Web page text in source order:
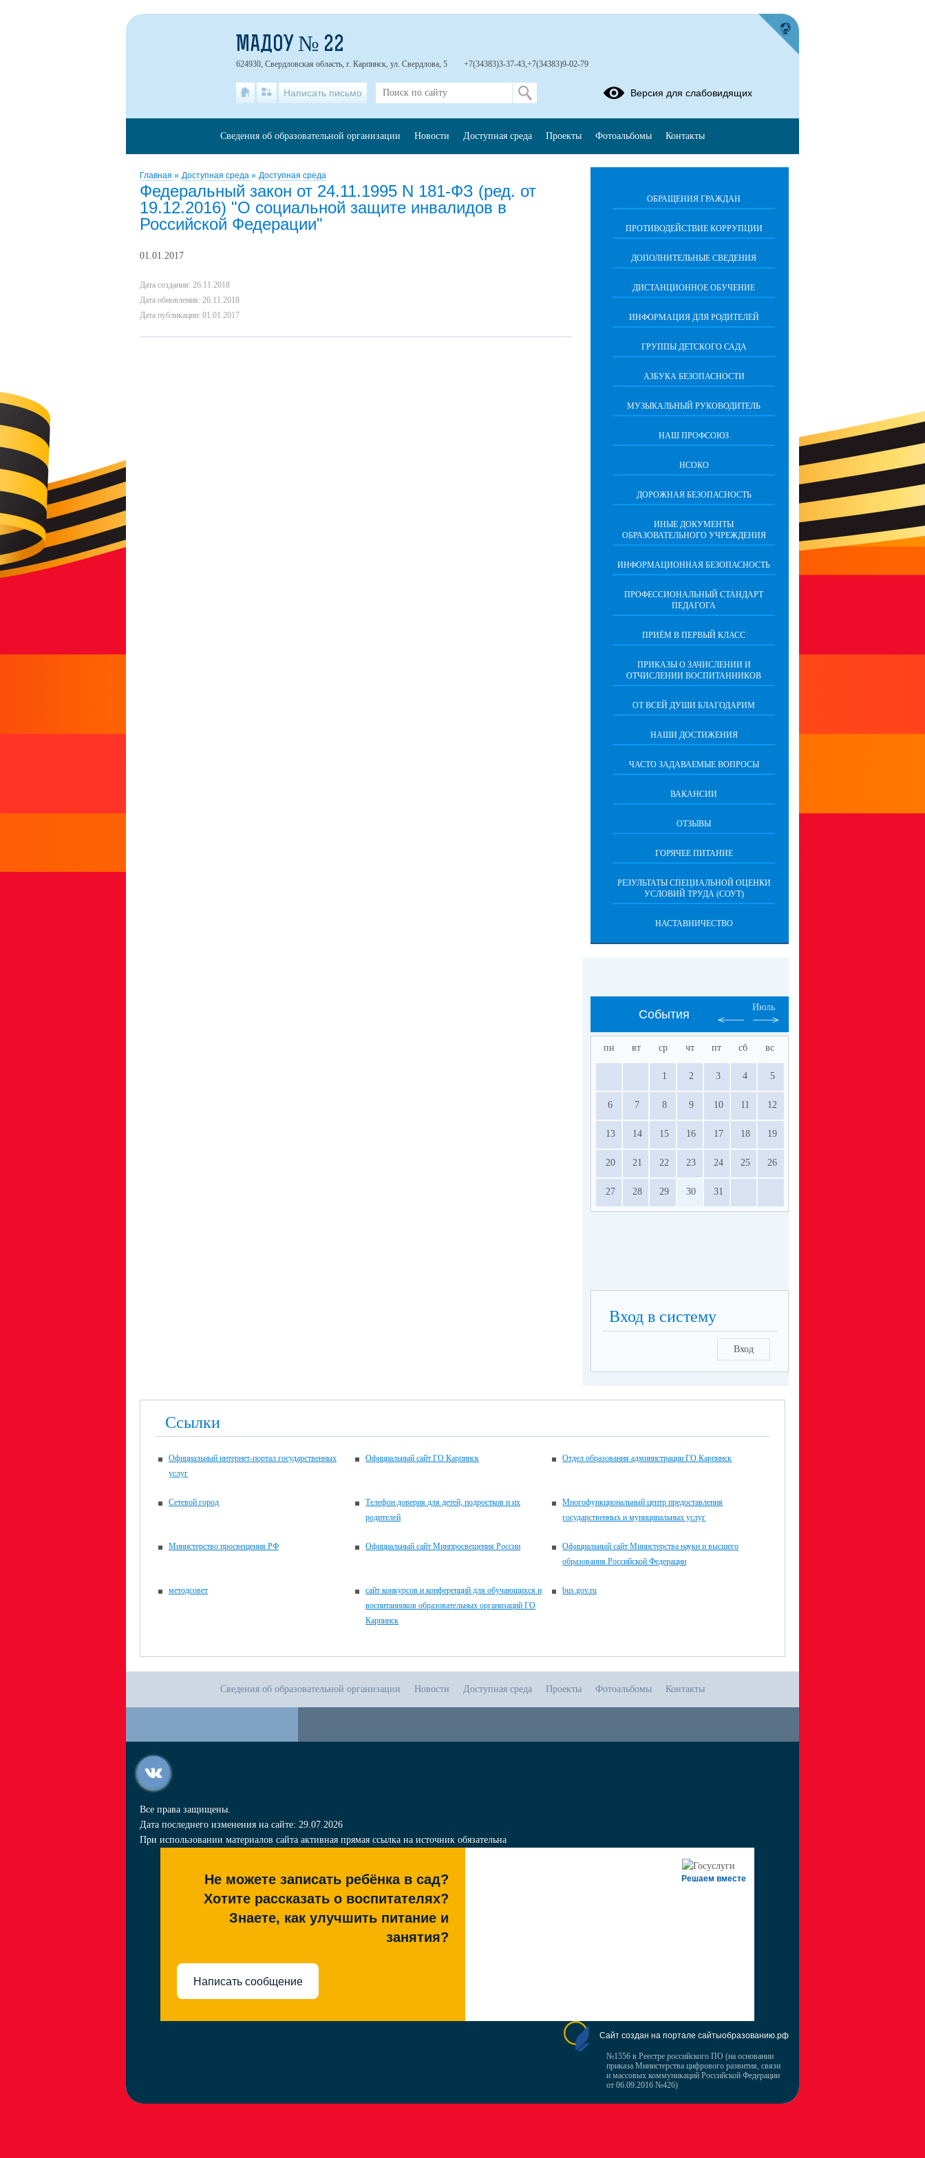
Главная » Доступная среда » Доступная среда
Федеральный закон от 24.11.1995 N 181-ФЗ (ред. от
19.12.2016) "О социальной защите инвалидов в
Российской Федерации"
01.01.2017
Дата создания: 26.11.2018
Дата обновления: 26.11.2018
Дата публикации: 01.01.2017
ОБРАЩЕНИЯ ГРАЖДАН
ПРОТИВОДЕЙСТВИЕ КОРРУПЦИИ
ДОПОЛНИТЕЛЬНЫЕ СВЕДЕНИЯ
ДИСТАНЦИОННОЕ ОБУЧЕНИЕ
ИНФОРМАЦИЯ ДЛЯ РОДИТЕЛЕЙ
ГРУППЫ ДЕТСКОГО САДА
АЗБУКА БЕЗОПАСНОСТИ
МУЗЫКАЛЬНЫЙ РУКОВОДИТЕЛЬ
НАШ ПРОФСОЮЗ
НСОКО
ДОРОЖНАЯ БЕЗОПАСНОСТЬ
ИНЫЕ ДОКУМЕНТЫ
ОБРАЗОВАТЕЛЬНОГО УЧРЕЖДЕНИЯ
ИНФОРМАЦИОННАЯ БЕЗОПАСНОСТЬ
ПРОФЕССИОНАЛЬНЫЙ СТАНДАРТ
ПЕДАГОГА
ПРИЁМ В ПЕРВЫЙ КЛАСС
ПРИКАЗЫ О ЗАЧИСЛЕНИИ И
ОТЧИСЛЕНИИ ВОСПИТАННИКОВ
ОТ ВСЕЙ ДУШИ БЛАГОДАРИМ
НАШИ ДОСТИЖЕНИЯ
ЧАСТО ЗАДАВАЕМЫЕ ВОПРОСЫ
ВАКАНСИИ
ОТЗЫВЫ
ГОРЯЧЕЕ ПИТАНИЕ
РЕЗУЛЬТАТЫ СПЕЦИАЛЬНОЙ ОЦЕНКИ
УСЛОВИЙ ТРУДА (СОУТ)
НАСТАВНИЧЕСТВО
События
Июль
пн вт ср чт пт сб вс
1 2 3 4 5
6 7 8 9 10 11 12
13 14 15 16 17 18 19
20 21 22 23 24 25 26
27 28 29 30 31
Вход в систему
Вход
Ссылки
Официальный интернет-портал государственных
услуг
Официальный сайт ГО Карпинск Отдел образования администрации ГО Карпинск
Сетевой город
Телефон доверия для детей, подростков и их
родителей
Многофункциональный центр предоставления
государственных и муниципальных услуг
Министерство просвещения РФ Официальный сайт Минпросвещения России
Официальный сайт Министерства науки и высшего
образования Российской Федерации
методсовет
сайт конкурсов и конференций для обучающихся и
воспитанников образовательных организаций ГО
Карпинск
bus.gov.ru
МАДОУ № 22
624930, Свердловская область, г. Карпинск, ул. Свердлова, 5 +7(34383)3-37-43,+7(34383)9-02-79
Написать письмо Версия для слабовидящих
Сведения об образовательной организации Новости Доступная среда Проекты Фотоальбомы Контакты
Сведения об образовательной организации Новости Доступная среда Проекты Фотоальбомы Контакты
Все права защищены.
Дата последнего изменения на сайте: 29.07.2026
При использовании материалов сайта активная прямая ссылка на источник обязательна
Решаем вместе
Не можете записать ребёнка в сад?
Хотите рассказать о воспитателях?
Знаете, как улучшить питание и
занятия?
Написать сообщение
Сайт создан на портале сайтыобразованию.рф
№1556 в Реестре российского ПО (на основании
приказа Министерства цифрового развития, связи
и массовых коммуникаций Российской Федерации
от 06.09.2016 №426)